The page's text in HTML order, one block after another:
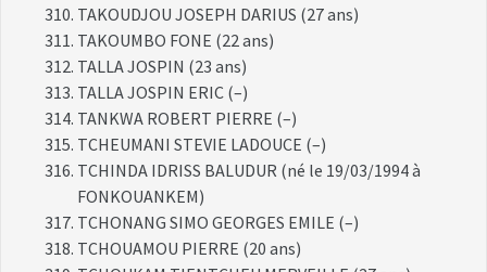
TAKOUDJOU JOSEPH DARIUS (27 ans)
TAKOUMBO FONE (22 ans)
TALLA JOSPIN (23 ans)
TALLA JOSPIN ERIC (–)
TANKWA ROBERT PIERRE (–)
TCHEUMANI STEVIE LADOUCE (–)
TCHINDA IDRISS BALUDUR (né le 19/03/1994 à
FONKOUANKEM)
TCHONANG SIMO GEORGES EMILE (–)
TCHOUAMOU PIERRE (20 ans)